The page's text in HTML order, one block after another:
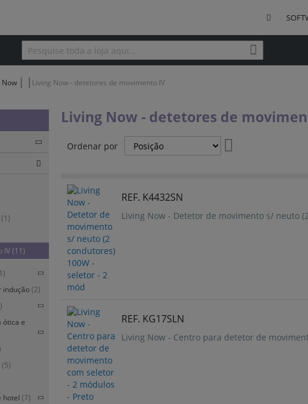
Pesquisa Pesquisa
Now Living Now - detetores de movimento IV
Living Now - detetores de
Ordenar por
REF. K4432SN
Living Now - Detetor de movimento s/ neuto
REF. KG17SLN
Living Now - Centro para detetor de
(1)
IV(11)
indução(2)
ótica e
(5)
hotel (7)